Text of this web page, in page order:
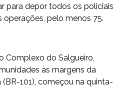
para depor todos os policiais
operações, pelo menos 75.
Complexo do Salgueiro,
às margens da
101), começou na quinta-